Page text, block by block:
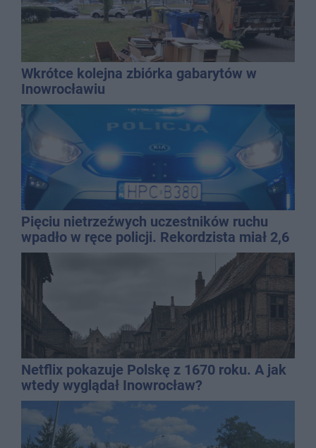
Wkrótce kolejna zbiórka gabarytów w
Inowrocławiu
Pięciu nietrzeźwych uczestników ruchu
wpadło w ręce policji. Rekordzista miał 2,6
promila
Netflix pokazuje Polskę z 1670 roku. A jak
wtedy wyglądał Inowrocław?